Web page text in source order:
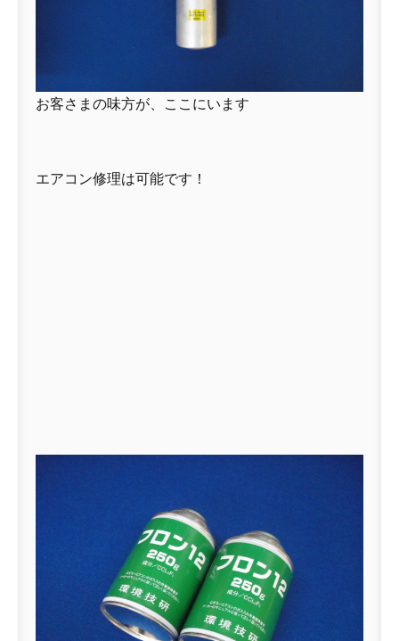
お客さまの味方が、ここにいます
エアコン修理は可能です！